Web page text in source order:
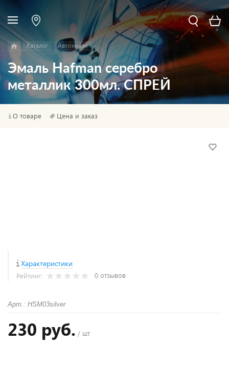
Каталог Автоэмали
Эмаль Hafman серебро
металлик 300мл. СПРЕЙ
О товаре Цена и заказ
Характеристики
Рейтинг: 0 отзывов
Арт.: HSM03silver
230 руб. / шт